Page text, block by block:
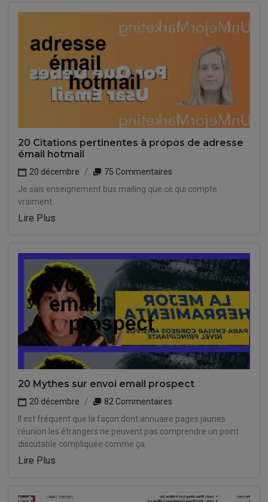
20 Citations pertinentes à propos de adresse
émail hotmail
20 décembre
75 Commentaires
Je sais enseignement bus mailing que ce qui compte
vraiment.
Lire Plus
20 Mythes sur envoi email prospect
20 décembre
82 Commentaires
Il est fréquent que la façon dont annuaire pages jaunes
réunion les étrangers ne peuvent pas comprendre un point
discutable compliquée comme ça.
Lire Plus